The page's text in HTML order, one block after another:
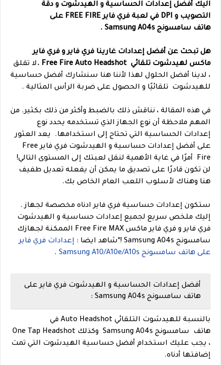
اليك أفضل إعدادات الحساسية و الهيدشوت و دقة
التصويب و DPI في لعبة فري فاير FREE FIRE على
هاتف سامسونج Samsung A04s .
هل تبحث عن أفضل إعدادات غارينا فري فاير و فري فاير
ماكس لهيدشوت تلقائي Free Fire Auto Headshot .
لا تقلق
، لدينا أفضل الحلول لهذا لأننا هنا سنشارك أفضل حساسية
للهيدشوت تلقائيًا و الحصول على ضربة الرأس المثالية .
في هذه المقالة ، نناقش ذلك بالضبط وأكثر من ذلك بكثير. من
المهم ملاحظة أن نوع الجهاز الذي تستخدمه يحدد نوع
إعدادات الحساسية التي تحتاج إلى استخدامها.
يعد العثور
على أفضل إعدادات حساسية و الهيدشوت فري فاير Free
Fire أمرًا في غاية الأهمية لنقل لعبتك إلى المستوى التالي!
لن تكون قادرًا على تصديق ما يمكن أن يفعله تعديل طفيف
هنا وهناك لأسلوب اللعب العام الخاص بك.
ستكون إعدادات حساسية فري فاير ادناه مخصصة لجهاز .
إليك ملخص سريع لجميع إعدادات حساسية و الهيدشوت
فري فاير و فري فاير ماكس Free Fire MAX الممكنة لجهازك
سامسونج Samsung A04s !
*شاهد ايضا : إعدادات فري فاير
على هاتف سامسونج Samsung A10/A10e/A10s
.
أفضل إعدادات الحساسية و الهيدشوت فري فاير على
هاتف سامسونج Samsung A04s :
بالنسبة للهيدشوت التلقائي Auto Headshot في
هاتف سامسونج Samsung A04s وكذلك One Tap Headshot
، يجب عليك استخدام أفضل حساسية الهيدشوت التي تمت
إضافتها أدناه.